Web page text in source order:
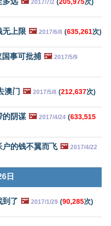
2017/7/2
无上限 🖼️ 2017/6/8 (635,261次)
事可批捕 🖼️ 2017/5/9
澳门 🖼️ 2017/5/8 (212,637次)
的阴谋 🖼️ 2017/4/24 (633,515
户的钱不翼而飞 🖼️ 2017/4/22
日
到了 🖼️ 2017/1/29 (90,285次)